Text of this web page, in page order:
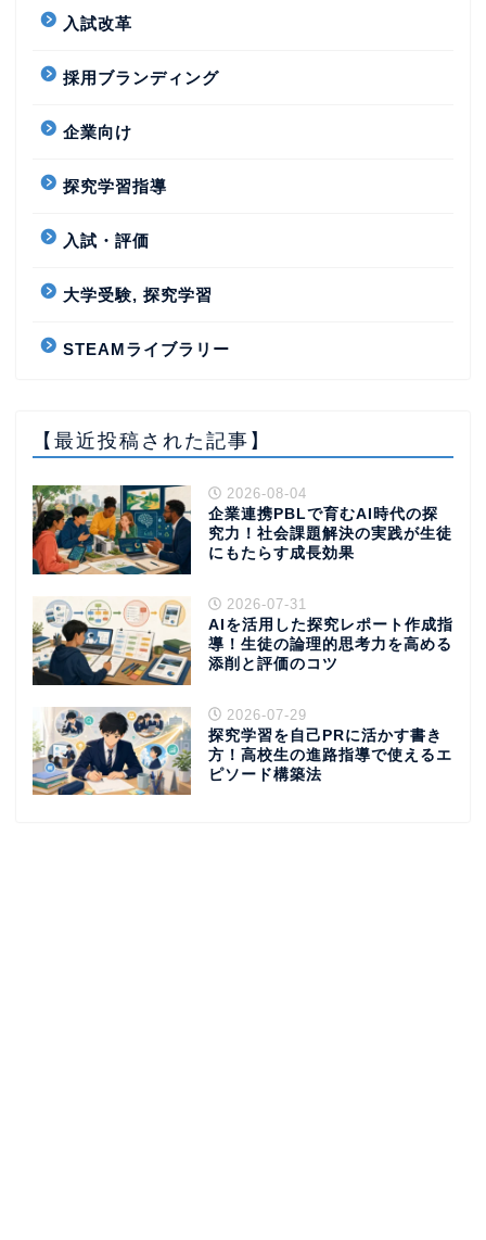
入試改革
採用ブランディング
企業向け
探究学習指導
入試・評価
大学受験, 探究学習
STEAMライブラリー
【最近投稿された記事】
2026-08-04
企業連携PBLで育むAI時代の探
究力！社会課題解決の実践が生徒
にもたらす成長効果
2026-07-31
AIを活用した探究レポート作成指
導！生徒の論理的思考力を高める
添削と評価のコツ
2026-07-29
探究学習を自己PRに活かす書き
方！高校生の進路指導で使えるエ
ピソード構築法